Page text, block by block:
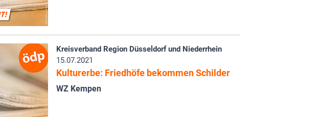
Kreisverband Region Düsseldorf und Niederrhein
15.07.2021
Kulturerbe: Friedhöfe bekommen Schilder
WZ Kempen